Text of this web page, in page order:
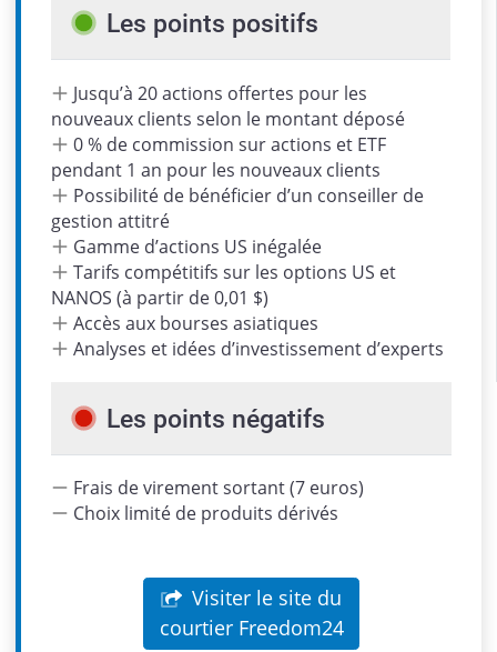
Les points positifs
Jusqu’à 20 actions offertes pour les
nouveaux clients selon le montant déposé
0 % de commission sur actions et ETF
pendant 1 an pour les nouveaux clients
Possibilité de bénéficier d’un conseiller de
gestion attitré
Gamme d’actions US inégalée
Tarifs compétitifs sur les options US et
NANOS (à partir de 0,01 $)
Accès aux bourses asiatiques
Analyses et idées d’investissement d’experts
Les points négatifs
Frais de virement sortant (7 euros)
Choix limité de produits dérivés
Visiter le site du
courtier Freedom24